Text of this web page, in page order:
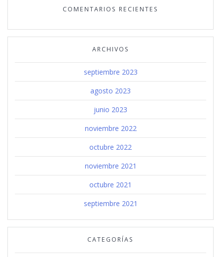
COMENTARIOS RECIENTES
ARCHIVOS
septiembre 2023
agosto 2023
junio 2023
noviembre 2022
octubre 2022
noviembre 2021
octubre 2021
septiembre 2021
CATEGORÍAS